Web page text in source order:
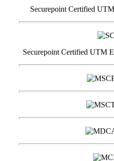
Securepoint Certified
Securepoint Certified UTM